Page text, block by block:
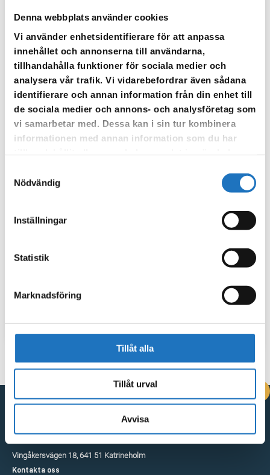
Denna webbplats använder cookies
Vi använder enhetsidentifierare för att anpassa
innehållet och annonserna till användarna,
tillhandahålla funktioner för sociala medier och
analysera vår trafik. Vi vidarebefordrar även sådana
identifierare och annan information från din enhet till
de sociala medier och annons- och analysföretag som
vi samarbetar med. Dessa kan i sin tur kombinera
informationen med annan information som du har
Nödvändig
Inställningar
Statistik
Marknadsföring
Tillåt alla
Tillåt urval
Avvisa
som fastighetsägare.
Kontakta oss
Vingåkersvägen 18, 641 51 Katrineholm
Kontakta oss